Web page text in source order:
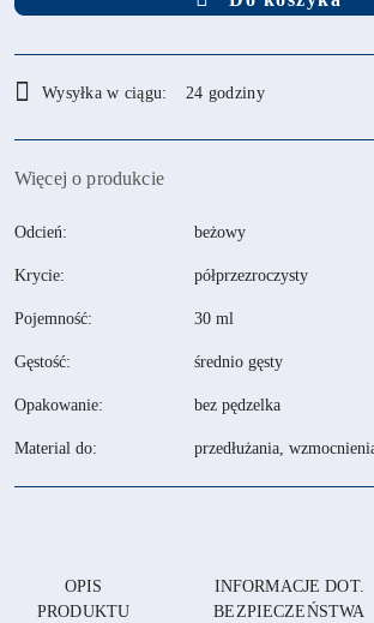
i
dostawa
Wysyłka w ciągu: 24 godziny
Więcej o produkcie
Odcień: beżowy
Krycie: półprzezroczysty
Pojemność: 30 ml
Gęstość: średnio gęsty
Opakowanie: bez pędzelka
Material do: przedłużania,
OPIS
PRODUKTU
INFORMACJE DOT.
BEZPIECZEŃSTWA